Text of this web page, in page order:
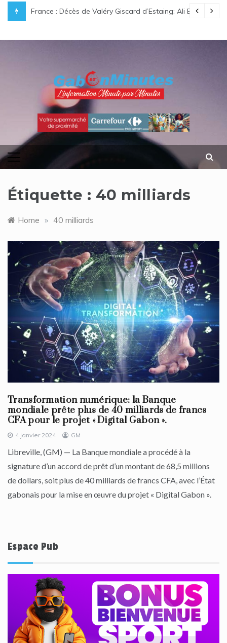
gabonaise au destin hors du commun
France : Décès de Valéry Giscard d’Estaing: Ali Bongo
gabonminutes.com
l'information minutes par minutes
Étiquette : 40 milliards
Home » 40 milliards
Transformation numérique: la Banque
mondiale prête plus de 40 milliards de francs
CFA pour le projet « Digital Gabon ».
4 janvier 2024 GM
Libreville, (GM) — La Banque mondiale a procédé à la
signature d’un accord de prêt d’un montant de 68,5 millions
de dollars, soit plus de 40 milliards de francs CFA, avec l’État
gabonais pour la mise en œuvre du projet « Digital Gabon ».
Espace Pub